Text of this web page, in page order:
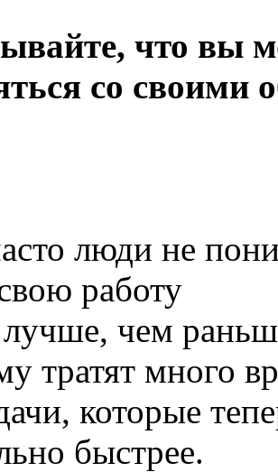
что вы
со своими
люди не
работу
лучше, чем
тратят много
которые
быстрее.